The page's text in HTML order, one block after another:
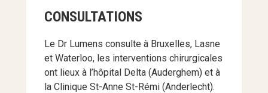
CONSULTATIONS
Le Dr Lumens consulte à Bruxelles, Lasne
et Waterloo, les interventions chirurgicales
ont lieux à l’hôpital Delta (Auderghem) et à
la Clinique St-Anne St-Rémi (Anderlecht).